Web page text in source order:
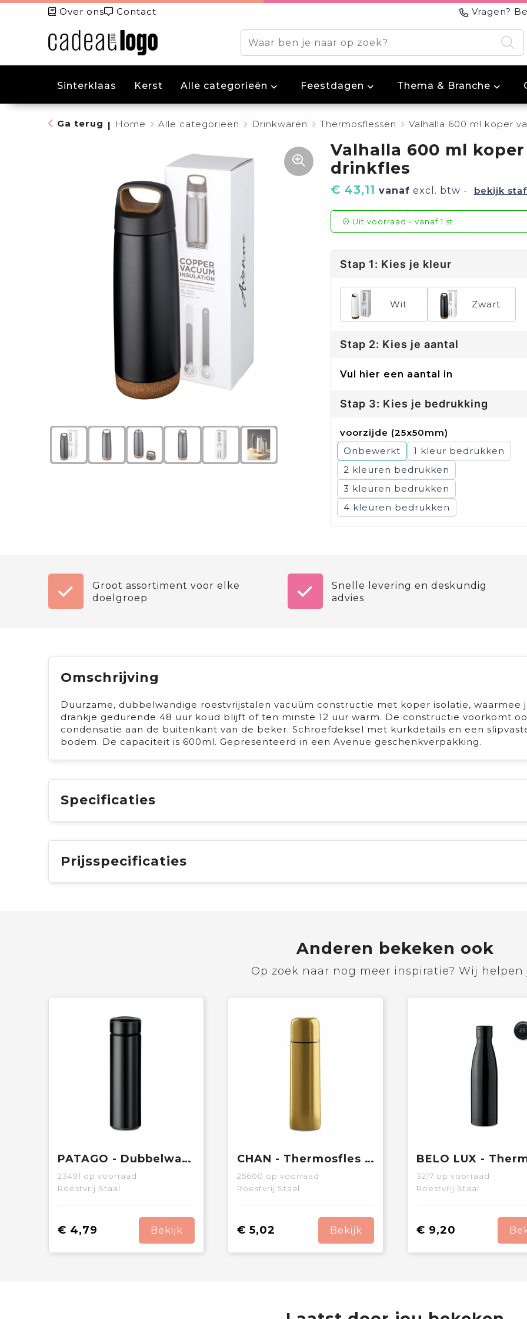
Over ons Contact Vragen?
Sinterklaas Kerst Alle categorieën Feestdagen Thema & Branche
Ga terug | Home Alle categorieën Drinkwaren Thermosflessen Valhalla 600 ml koper
Valhalla 600 ml
drinkfles
€ 43,11 vanaf excl. btw - bekijk
Uit voorraad - vanaf1 st.
Stap 1: Kies je kleur
Wit Zwart
Stap 2: Kies je aantal
Vul hier een aantal in
Stap 3: Kies je bedrukking
voorzijde (25x50mm)
Onbewerkt
1
2
3
4
Groot assortiment voor elke
doelgroep
Snelle levering en deskundig
advies
Omschrijving
Duurzame, dubbelwandige roestvrijstalen vacuüm constructie met koper isolatie, waarmee
drankje gedurende 48 uur koud blijft of ten minste 12 uur warm. De constructie voorkomt
condensatie aan de buitenkant van de beker. Schroefdeksel met kurkdetails en een
bodem. De capaciteit is 600ml. Gepresenteerd in een Avenue geschenkverpakking.
Specificaties
Prijsspecificaties
Anderen bekeken ook
Op zoek naar nog meer inspiratie? Wij helpen
PATAGO - Dubbelwandige drinkfles 425 ml
23491 op voorraad
Roestvrij Staal
€ 4,79 Bekijk
CHAN - Thermosfles 500 ml
25600 op voorraad
Roestvrij Staal
€ 5,02 Bekijk
3217 op voorraad
Roestvrij Staal
€ 9,20